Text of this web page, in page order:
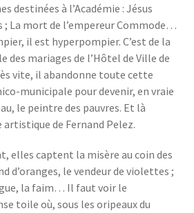
destinées à l’Académie : Jésus
La mort de l’empereur Commode…
il est hyperpompier. C’est de la
des mariages de l’Hôtel de Ville de
vite, il abandonne toute cette
municipale pour devenir, en vraie
le peintre des pauvres. Et là
de Fernand Pelez.
elles captent la misère au coin des
d’oranges, le vendeur de violettes ;
la faim… Il faut voir le
toile où, sous les oripeaux du